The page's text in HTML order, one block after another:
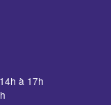
à 17h